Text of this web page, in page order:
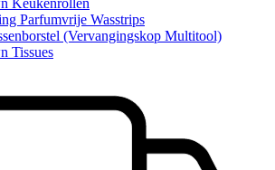
Keukenrollen
Parfumvrije Wasstrips
(Vervangingskop Multitool)
Tissues